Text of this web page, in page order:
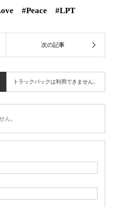
#Peace #LPT
トラックバックは利用できません。
ん。